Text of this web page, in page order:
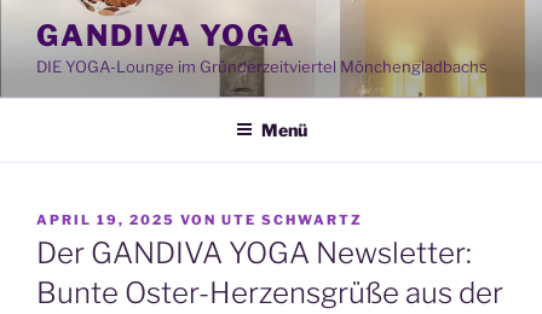
Inhalt
springen
GANDIVA YOGA
DIE YOGA-Lounge im Gründerzeitviertel Mönchengladbachs
Menü
VERÖFFENTLICHT
AM
APRIL 19, 2025 VON UTE SCHWARTZ
Der GANDIVA YOGA Newsletter:
Bunte Oster-Herzensgrüße aus der